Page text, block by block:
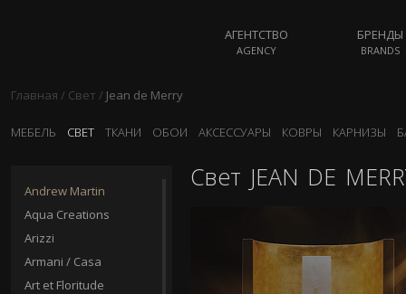
АГЕНТСТВО
AGENCY
БРЕНДЫ
BRANDS
Главная / Свет / Jean de Merry
МЕБЕЛЬ СВЕТ ТКАНИ ОБОИ АКСЕССУАРЫ КОВРЫ КАРНИЗЫ
Andrew Martin
Aqua Creations
Arizzi
Armani / Casa
Art et Floritude
Свет JEAN DE